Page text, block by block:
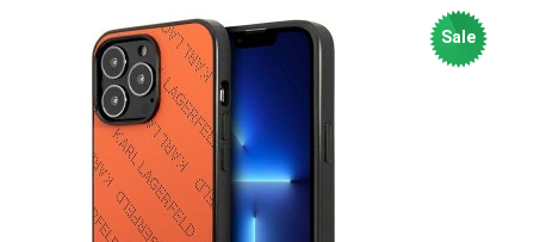
Sale